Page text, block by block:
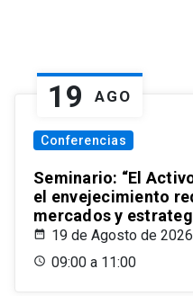
19 AGO
Conferencias
Seminario: “El
el envejecimiento
mercados y
19 de Agosto de 2026
09:00 a 11:00